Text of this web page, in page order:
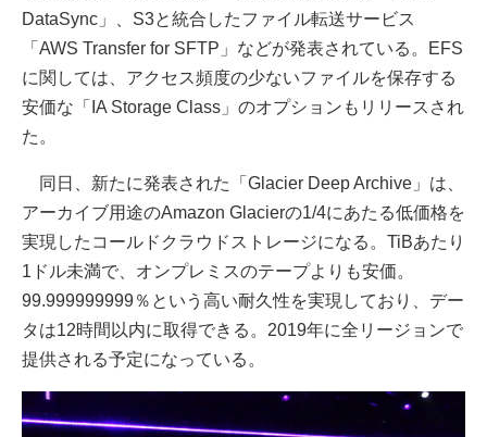
DataSync」、S3と統合したファイル転送サービス
「AWS Transfer for SFTP」などが発表されている。EFS
に関しては、アクセス頻度の少ないファイルを保存する
安価な「IA Storage Class」のオプションもリリースされ
た。
同日、新たに発表された「Glacier Deep Archive」は、
アーカイブ用途のAmazon Glacierの1/4にあたる低価格を
実現したコールドクラウドストレージになる。TiBあたり
1ドル未満で、オンプレミスのテープよりも安価。
99.999999999％という高い耐久性を実現しており、デー
タは12時間以内に取得できる。2019年に全リージョンで
提供される予定になっている。